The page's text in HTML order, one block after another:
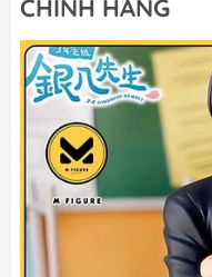
CHÍNH HÃNG